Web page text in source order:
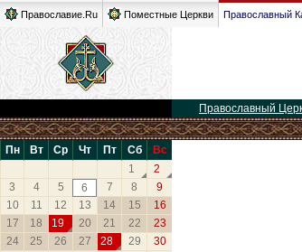
Православие.Ru Поместные Церкви Православный
Православный
Пн Вт Ср Чт Пт Сб
Вс
1
2
3
4 5 6 7 8
9
10
11 12 13 14 15
16
17
18 19 20 21 22
23
24
25 26 27 28 29
30